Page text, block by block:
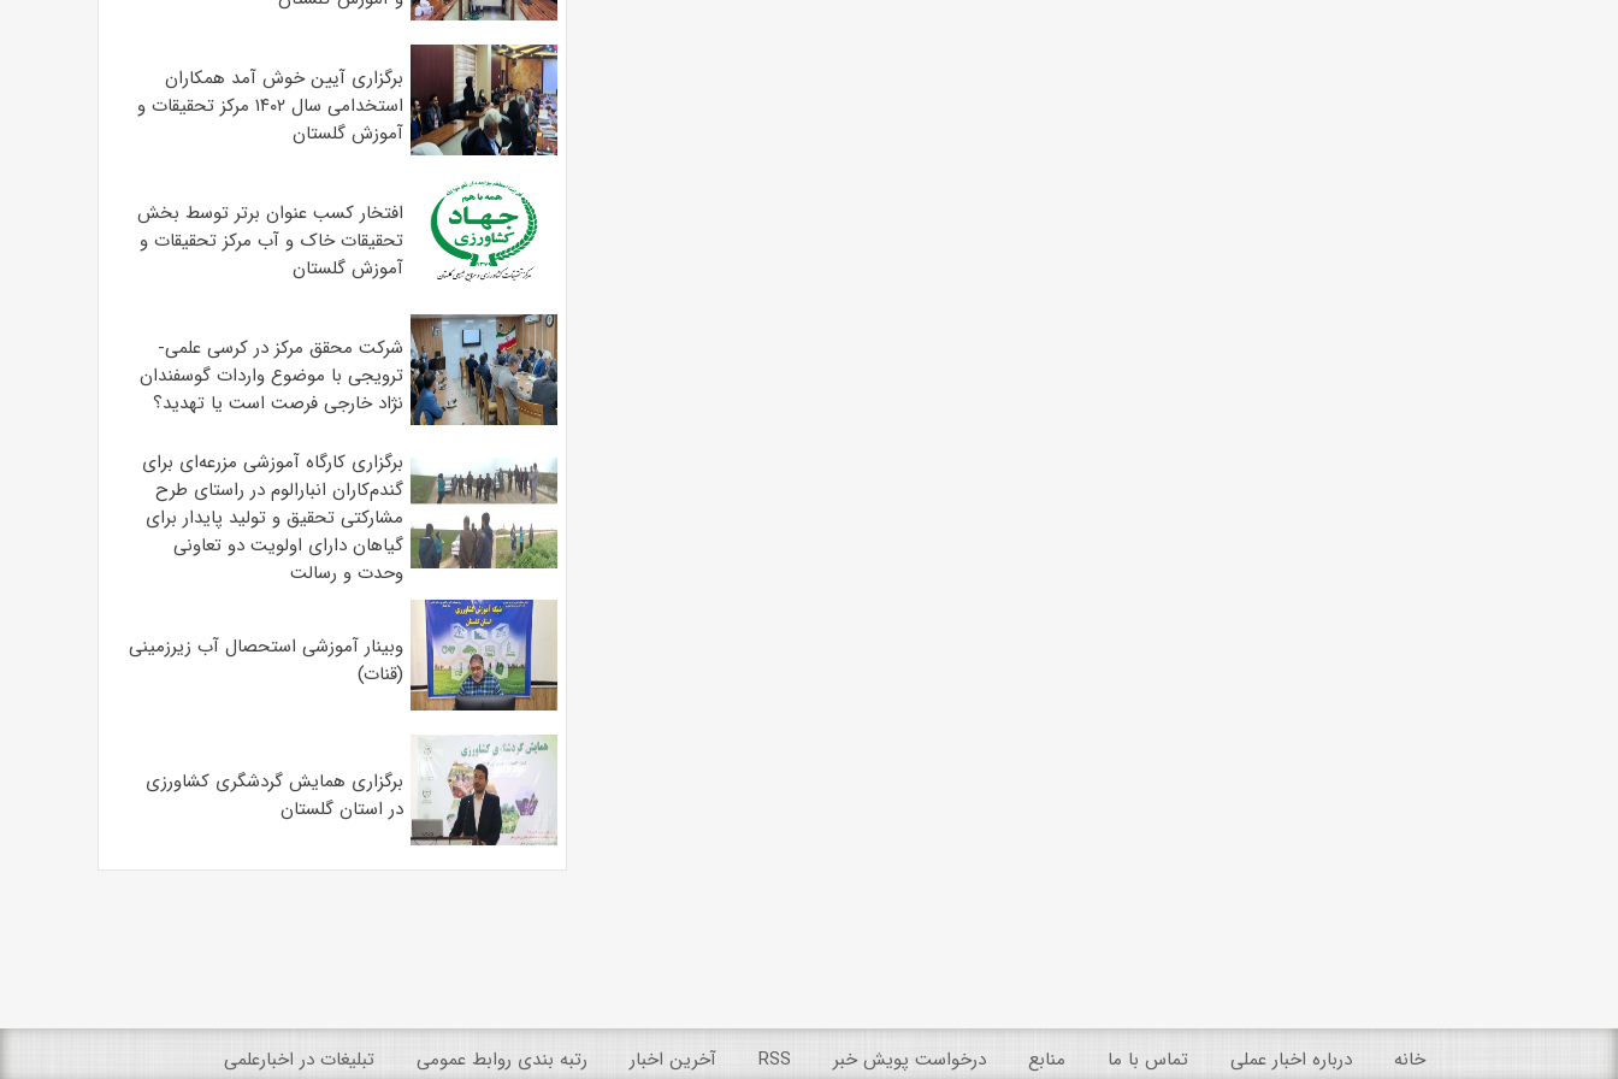
برگزاری آیین خوش آمد همکاران
استخدامی سال ۱۴۰۲ مرکز تحقیقات و
آموزش گلستان
افتخار کسب عنوان برتر توسط بخش
تحقیقات خاک و آب مرکز تحقیقات و
آموزش گلستان
شرکت محقق مرکز در کرسی علمی-
ترویجی با موضوع واردات گوسفندان
نژاد خارجی فرصت است یا تهدید؟
برگزاری کارگاه آموزشی مزرعه‌ای برای
گندم‌کاران انبارالوم در راستای طرح
مشارکتی تحقیق و تولید پایدار برای
گیاهان دارای اولویت دو تعاونی
وحدت و رسالت
وبینار آموزشی استحصال آب زیرزمینی
(قنات)
برگزاری همایش گردشگری کشاورزی
در استان گلستان
خانه درباره اخبار عملی تماس با ما منابع درخواست پویش خبر RSS آخرین اخبار رتبه بندی روابط عمومی تبلیغات در اخبارعلمی